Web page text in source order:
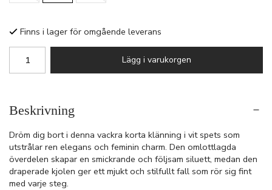
Finns i lager för omgående leverans
Lägg i varukorgen
Beskrivning
Dröm dig bort i denna vackra korta klänning i vit spets som
utstrålar ren elegans och feminin charm. Den omlottlagda
överdelen skapar en smickrande och följsam siluett, medan den
draperade kjolen ger ett mjukt och stilfullt fall som rör sig fint
med varje steg.